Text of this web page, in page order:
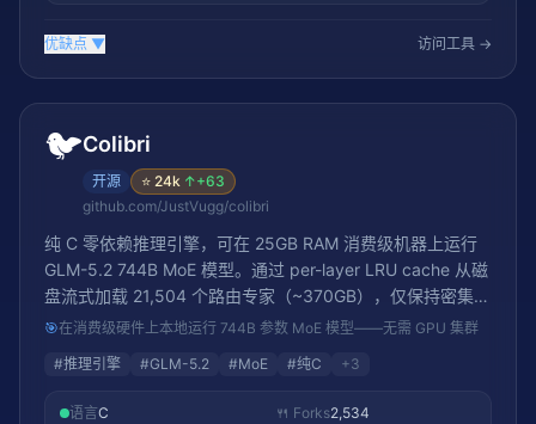
优缺点 ▼ 访问工具 →
🐦Colibri
开源 ⭐ 24k ↑+63
github.com/JustVugg/colibri
纯 C 零依赖推理引擎，可在 25GB RAM 消费级机器上运行
GLM-5.2 744B MoE 模型。通过 per-layer LRU cache 从磁
盘流式加载 21,504 个路由专家（~370GB），仅保持密集部
分（~9.9GB int4）在内存中。Apple M5 Max 128GB 可达
🎯在消费级硬件上本地运行 744B 参数 MoE 模型——无需 GPU 集群
#推理引擎 #GLM-5.2 #MoE #纯C +3
语言C 🍴 Forks2,534